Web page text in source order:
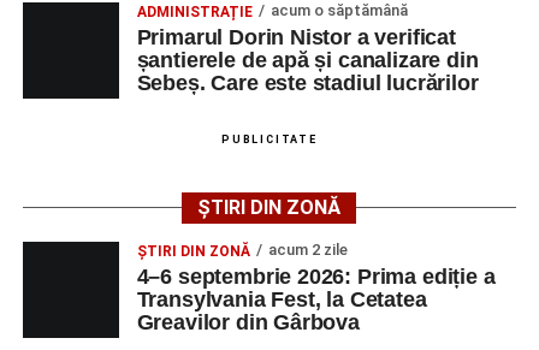
Urmărește-ne pe Google News
Ultimele știri din Sebeș
Femeie de 66 de ani, transportată în stare gravă la
strada Dorobanți din Sebeș
Accident pe strada Dorobanți din Sebeș: fermeie
de 66 de ani rănită grav, după ce a fost lovită de o
motocicletă
4–6 septembrie 2026: Prima ediție a Transylvania
ADMINISTRAȚIE acum o săptămână
Primarul Dorin Nistor a verificat
șantierele de apă și canalizare din
Sebeș. Care este stadiul lucrărilor
PUBLICITATE
ȘTIRI DIN ZONĂ
ȘTIRI DIN ZONĂ acum 2 zile
4–6 septembrie 2026: Prima ediție a
Transylvania Fest, la Cetatea
Greavilor din Gârbova